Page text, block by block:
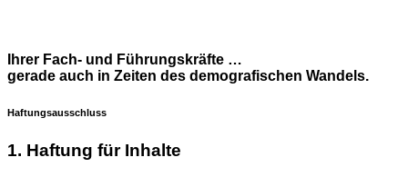
Ihrer Fach- und Führungskräfte …
gerade auch in Zeiten des demografischen Wandels.
Haftungsausschluss
1. Haftung für Inhalte